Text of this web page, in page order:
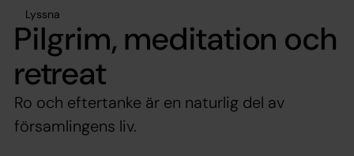
Lyssna
Pilgrim, meditation och
retreat
Ro och eftertanke är en naturlig del av
församlingens liv.